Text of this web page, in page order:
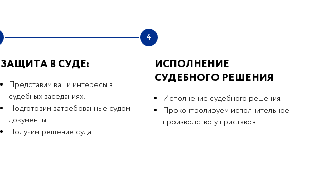
ЗАЩИТА В СУДЕ:
Представим ваши интересы в
судебных заседаниях.
Подготовим затребованные судом
документы.
Получим решение суда.
4
ИСПОЛНЕНИЕ
СУДЕБНОГО РЕШЕНИЯ
Исполнение судебного решения.
Проконтролируем исполнительное
производство у приставов.